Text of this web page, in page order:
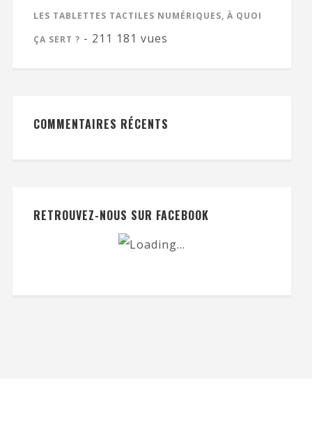
LES TABLETTES TACTILES NUMÉRIQUES, À QUOI
ÇA SERT ? - 211 181 vues
COMMENTAIRES RÉCENTS
RETROUVEZ-NOUS SUR FACEBOOK